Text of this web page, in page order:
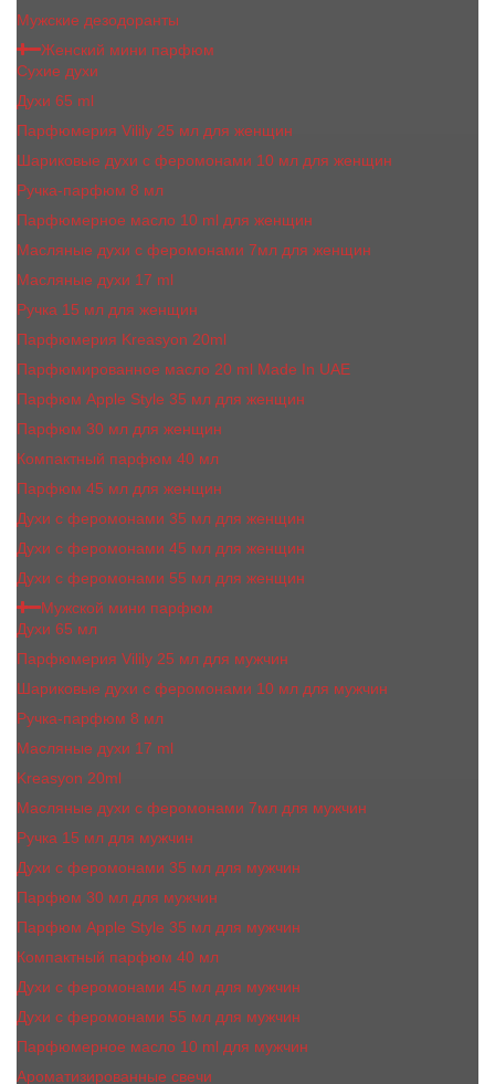
Мужские дезодоранты
Женский мини парфюм
Сухие духи
Духи 65 ml
Парфюмерия Vilily 25 мл для женщин
Шариковые духи с феромонами 10 мл для женщин
Ручка-парфюм 8 мл
Парфюмерное масло 10 ml для женщин
Масляные духи c феромонами 7мл для женщин
Масляные духи 17 ml
Ручка 15 мл для женщин
Парфюмерия Kreasyon 20ml
Парфюмированное масло 20 ml Made In UAE
Парфюм Apple Style 35 мл для женщин
Парфюм 30 мл для женщин
Компактный парфюм 40 мл
Парфюм 45 мл для женщин
Духи с феромонами 35 мл для женщин
Духи с феромонами 45 мл для женщин
Духи с феромонами 55 мл для женщин
Мужской мини парфюм
Духи 65 мл
Парфюмерия Vilily 25 мл для мужчин
Шариковые духи с феромонами 10 мл для мужчин
Ручка-парфюм 8 мл
Масляные духи 17 ml
Kreasyon 20ml
Масляные духи c феромонами 7мл для мужчин
Ручка 15 мл для мужчин
Духи с феромонами 35 мл для мужчин
Парфюм 30 мл для мужчин
Парфюм Apple Style 35 мл для мужчин
Компактный парфюм 40 мл
Духи с феромонами 45 мл для мужчин
Духи с феромонами 55 мл для мужчин
Парфюмерное масло 10 ml для мужчин
Ароматизированные свечи